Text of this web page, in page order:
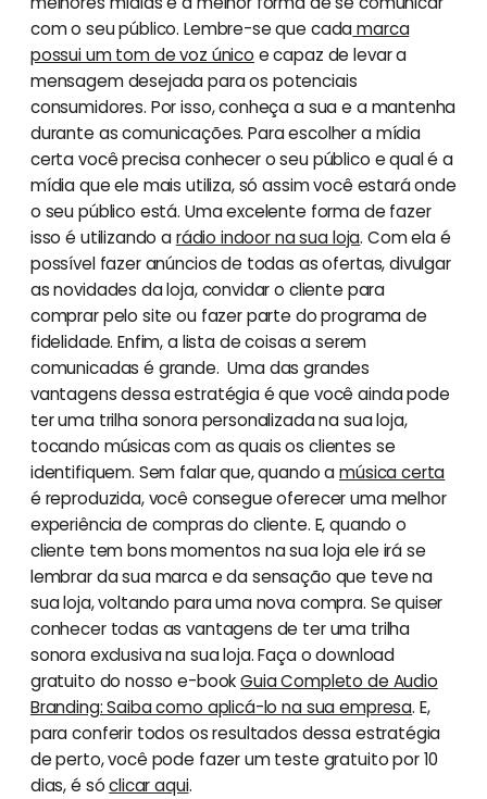
com o seu público. Lembre-se que cadamarca
possui um tom de voz único e capaz de levar a
mensagem desejada para os potenciais
consumidores. Por isso, conheça a sua e a mantenha
durante as comunicações. Para escolher a mídia
certa você precisa conhecer o seu público e qual é a
mídia que ele mais utiliza, só assim você estará onde
o seu público está. Uma excelente forma de fazer
isso é utilizando arádio indoor na sua loja. Com ela é
possível fazer anúncios de todas as ofertas, divulgar
as novidades da loja, convidar o cliente para
comprar pelo site ou fazer parte do programa de
fidelidade. Enfim, a lista de coisas a serem
comunicadas é grande. Uma das grandes
vantagens dessa estratégia é que você ainda pode
ter uma trilha sonora personalizada na sua loja,
tocando músicas com as quais os clientes se
identifiquem. Sem falar que, quando amúsica certa
é reproduzida, você consegue oferecer uma melhor
experiência de compras do cliente. E, quando o
cliente tem bons momentos na sua loja ele irá se
lembrar da sua marca e da sensação que teve na
sua loja, voltando para uma nova compra. Se quiser
conhecer todas as vantagens de ter uma trilha
sonora exclusiva na sua loja. Faça o download
gratuito do nosso e-bookGuia Completo de Audio
Branding: Saiba como aplicá-lo na sua empresa. E,
para conferir todos os resultados dessa estratégia
de perto, você pode fazer um teste gratuito por 10
dias, é sóclicar aqui.